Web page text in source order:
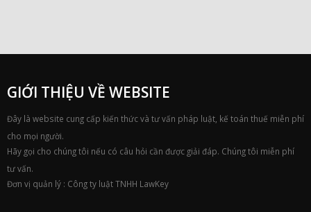
Đây là website cung cấp kiến thức và tư vấn pháp luật, kế toán thuế miễn phí
Hãy gọi cho chúng tôi nếu có câu hỏi cần được giải đáp. Chúng tôi miễn phí
Đơn vị quản lý : Công ty luật TNHH LawKey
TÌM CHÚNG TÔI
Công ty luật TNHH LawKey